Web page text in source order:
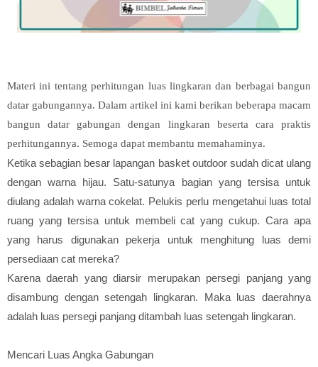
Materi ini tentang perhitungan luas lingkaran dan berbagai bangun
datar gabungannya. Dalam artikel ini kami berikan beberapa macam
bangun datar gabungan dengan lingkaran beserta cara praktis
perhitungannya. Semoga dapat membantu memahaminya.
Ketika sebagian besar lapangan basket outdoor sudah dicat ulang
dengan warna hijau. Satu-satunya bagian yang tersisa untuk
diulang adalah warna cokelat. Pelukis perlu mengetahui luas total
ruang yang tersisa untuk membeli cat yang cukup. Cara apa
yang harus digunakan pekerja untuk menghitung luas demi
persediaan cat mereka?
Karena daerah yang diarsir merupakan persegi panjang yang
disambung dengan setengah lingkaran. Maka luas daerahnya
adalah luas persegi panjang ditambah luas setengah lingkaran.
Mencari Luas Angka Gabungan